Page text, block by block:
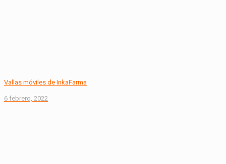
Vallas móviles de InkaFarma
6 febrero, 2022